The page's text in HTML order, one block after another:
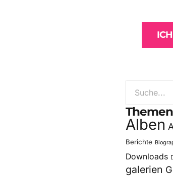
Themen
Alben
Berichte
Downloads
galerien